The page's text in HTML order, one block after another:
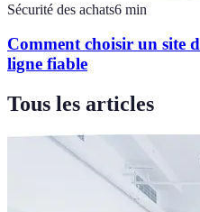
Sécurité des achats6 min
Comment choisir un site
ligne fiable
Tous les articles